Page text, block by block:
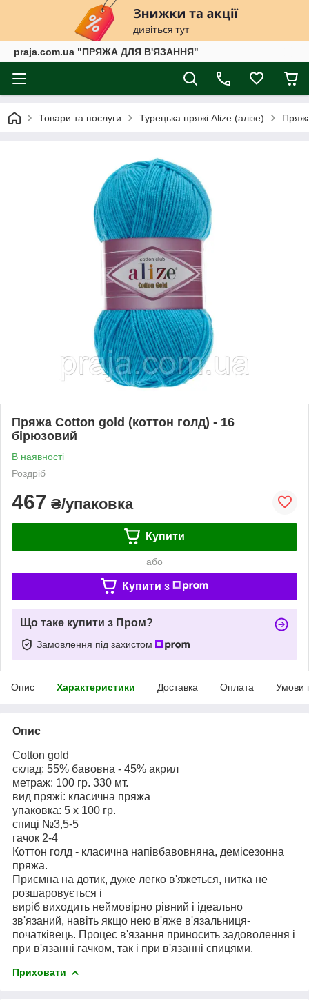
praja.com.ua "ПРЯЖА ДЛЯ В'ЯЗАННЯ"
Товари та послуги Турецька пряжі Alize (алізе)
Пряжа Cotton gold (коттон голд) - 16
бірюзовий
В наявності
Роздріб
467 ₴/упаковка
Купити
або
Купити з
Що таке купити з Пром?
Замовлення під захистом
Опис Характеристики Доставка Оплата Умови
Опис
Cotton gold
склад: 55% бавовна - 45% акрил
метраж: 100 гр. 330 мт.
вид пряжі: класична пряжа
упаковка: 5 x 100 гр.
спиці №3,5-5
гачок 2-4
Коттон голд - класична напівбавовняна, демісезонна
пряжа.
Приємна на дотик, дуже легко в'яжеться, нитка не
розшаровується і
виріб виходить неймовірно рівний і ідеально
зв'язаний, навіть якщо нею в'яже в'язальниця-
початківець. Процес в'язання приносить задоволення і
при в'язанні гачком, так і при в'язанні спицями.
Приховати